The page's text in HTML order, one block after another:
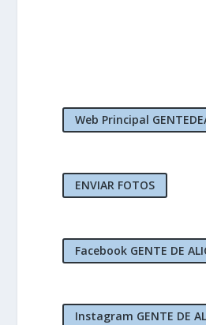
Web Principal
ENVIAR FOTOS
Facebook GENTE DE
Instagram GENTE DE